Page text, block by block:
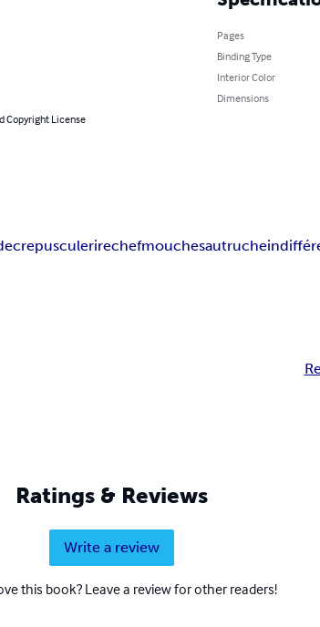
Copyright License
Pages
Binding Type
Interior Color
Dimensions
crepusculerirechefmouchesautruche
Ratings & Reviews
Write a review
this book? Leave a review for other readers!